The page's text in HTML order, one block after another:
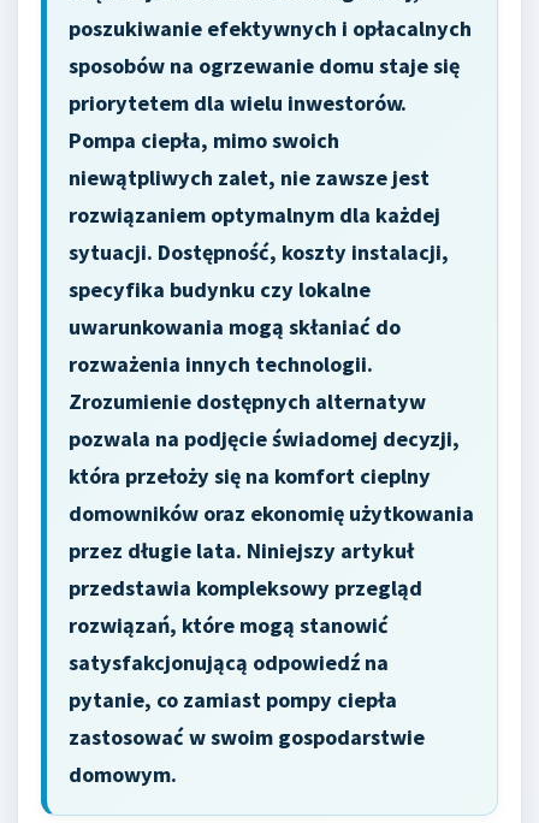
poszukiwanie efektywnych i opłacalnych
sposobów na ogrzewanie domu staje się
priorytetem dla wielu inwestorów.
Pompa ciepła, mimo swoich
niewątpliwych zalet, nie zawsze jest
rozwiązaniem optymalnym dla każdej
sytuacji. Dostępność, koszty instalacji,
specyfika budynku czy lokalne
uwarunkowania mogą skłaniać do
rozważenia innych technologii.
Zrozumienie dostępnych alternatyw
pozwala na podjęcie świadomej decyzji,
która przełoży się na komfort cieplny
domowników oraz ekonomię użytkowania
przez długie lata. Niniejszy artykuł
przedstawia kompleksowy przegląd
rozwiązań, które mogą stanowić
satysfakcjonującą odpowiedź na
pytanie, co zamiast pompy ciepła
zastosować w swoim gospodarstwie
domowym.